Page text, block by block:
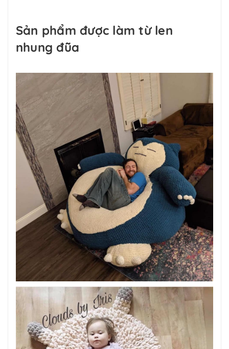
Sản phẩm được làm từ len
nhung đũa